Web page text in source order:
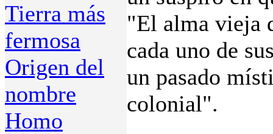
Tierra más
fermosa
Origen del
nombre
Homo
"El alma vieja
cada uno de
un pasado
colonial".